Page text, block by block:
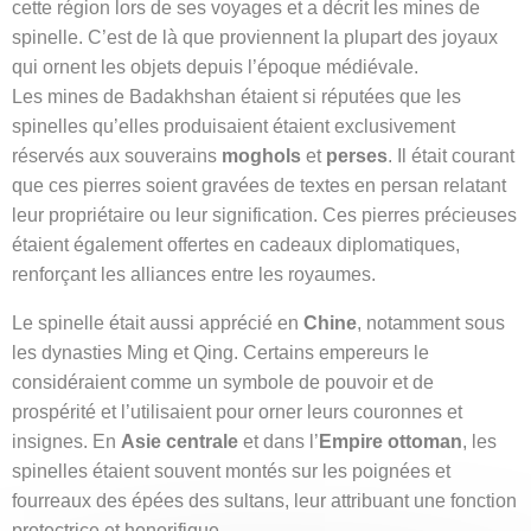
cette région lors de ses voyages et a décrit les mines de
spinelle. C’est de là que proviennent la plupart des joyaux
qui ornent les objets depuis l’époque médiévale.
Les mines de Badakhshan étaient si réputées que les
spinelles qu’elles produisaient étaient exclusivement
réservés aux souverains moghols et perses. Il était courant
que ces pierres soient gravées de textes en persan relatant
leur propriétaire ou leur signification. Ces pierres précieuses
étaient également offertes en cadeaux diplomatiques,
renforçant les alliances entre les royaumes.
Le spinelle était aussi apprécié en Chine, notamment sous
les dynasties Ming et Qing. Certains empereurs le
considéraient comme un symbole de pouvoir et de
prospérité et l’utilisaient pour orner leurs couronnes et
insignes. En Asie centrale et dans l’ Empire ottoman, les
spinelles étaient souvent montés sur les poignées et
fourreaux des épées des sultans, leur attribuant une fonction